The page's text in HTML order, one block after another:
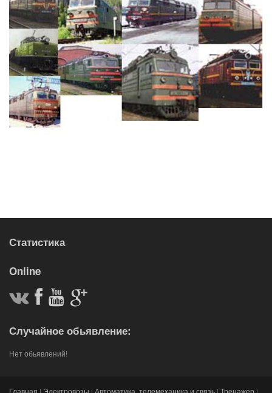
Статистика
Online
Случайное обьявление:
Нет обьявлений!
Главная | Электровозы | Автоматика, телемеханика и связь | Тренажер |